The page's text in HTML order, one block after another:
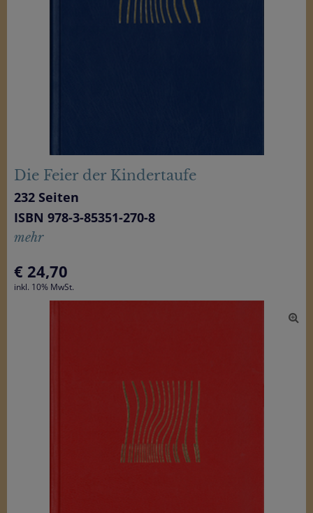
Die Feier der Kindertaufe
232 Seiten
ISBN 978-3-85351-270-8
mehr
€ 24,70
inkl. 10% MwSt.